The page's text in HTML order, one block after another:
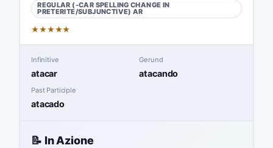
REGULAR (-CAR SPELLING CHANGE IN
PRETERITE/SUBJUNCTIVE) AR
★★★★★
Infinitive
atacar
Gerund
atacando
Past Participle
atacado
📝 In Azione